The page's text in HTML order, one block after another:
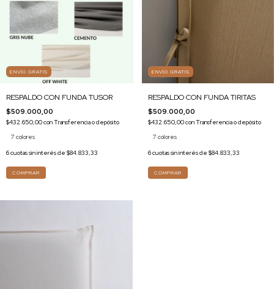
ENVÍO GRATIS
RESPALDO CON FUNDA TUSOR
$509.000,00
$432.650,00conTransferencia o depósito
7 colores
6cuotas sin interés de $84.833,33
COMPRAR
ENVÍO GRATIS
RESPALDO CON FUNDA TIRITAS
$509.000,00
$432.650,00conTransferencia o depósito
7 colores
6cuotas sin interés de $84.833,33
COMPRAR